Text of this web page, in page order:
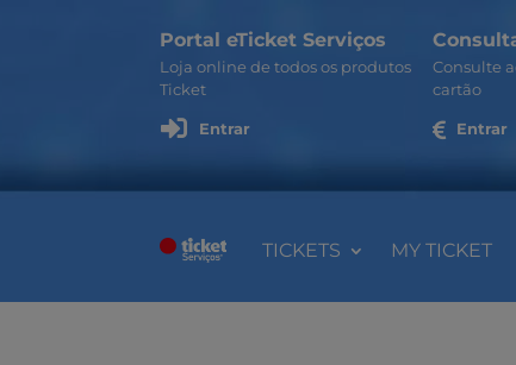
Portal eTicket Serviços
Loja online de todos os produtos
Ticket
 Entrar
Consulte
cartão
 Entrar
TICKETS MY TICKET